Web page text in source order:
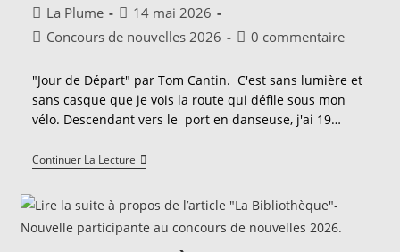
Auteur/autrice
de
La Plume
Publication
publiée :
14 mai 2026
PostConcours de nouvelles 2026
Commentaires
la
publication :
0 commentaire
"Jour de Départ" par Tom Cantin. C'est sans lumière et
sans casque que je vois la route qui défile sous mon
vélo. Descendant vers le port en danseuse, j'ai 19…
Continuer La Lecture"Jour
De
-
Nouvelle
Participante